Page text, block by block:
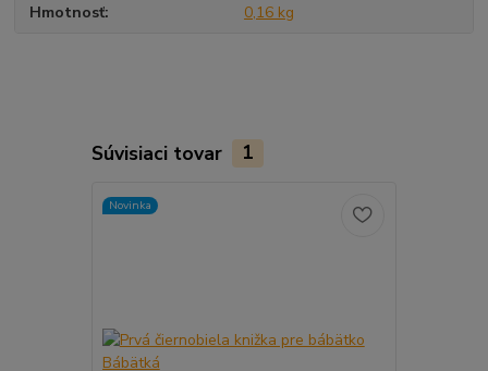
Hmotnosť 0,16 kg
Súvisiaci tovar 1
Novinka